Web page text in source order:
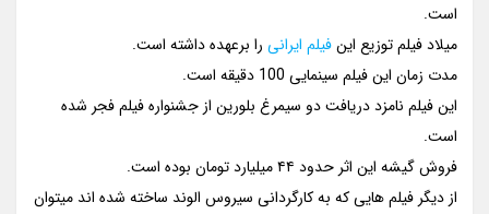
است.
میلاد فیلم توزیع اینفیلم ایرانی را برعهده داشته است.
مدت زمان این فیلم سینمایی 100 دقیقه است.
این فیلم نامزد دریافت دو سیمرغ بلورین از جشنواره فیلم فجر شده
است.
فروش گیشه این اثر حدود ۴۴ میلیارد تومان بوده است.
از دیگر فیلم هایی که به کارگردانی سیروس الوند ساخته شده اند میتوان